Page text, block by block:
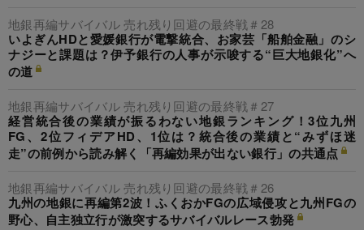
地銀再編サバイバル 売れ残り回避の最終戦＃28
いよぎんHDと愛媛銀行が電撃統合、お家芸「船舶金融」のシ
ナジーと課題は？伊予銀行の人事が示唆する“巨大地銀化”へ
の道
地銀再編サバイバル 売れ残り回避の最終戦＃27
経営統合後の業績が振るわない地銀ランキング！3位九州
FG、2位フィデアHD、1位は？統合後の業績と“みずほ迷
走”の前例から読み解く「再編効果が出ない銀行」の共通点
地銀再編サバイバル 売れ残り回避の最終戦＃26
九州の地銀に再編第2波！ふくおかFGの広域侵攻と九州FGの
野心、自主独立行が激突するサバイバルレース勃発